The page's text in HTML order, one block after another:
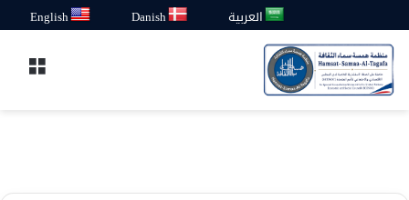
العربية Danish
English